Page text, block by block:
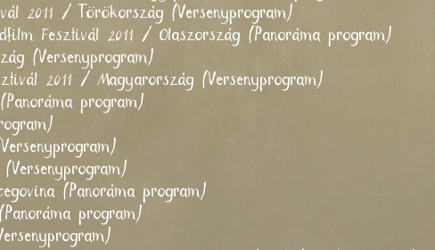
2011 / Törökország (Versenyprogram)
Fesztivál 2011 / Olaszország (Panoráma program)
(Versenyprogram)
2011 / Magyarország (Versenyprogram)
program)
(Panoráma program)
program)